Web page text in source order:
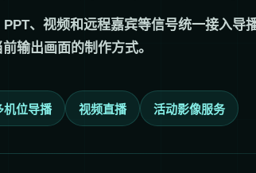
、视频和远程嘉宾等信号统一接入导
前输出画面的制作方式。
机位导播 视频直播 活动影像服务